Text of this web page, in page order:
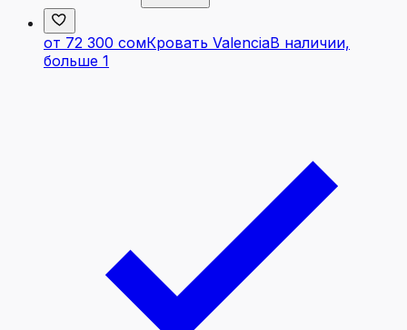
от 72 300 сомКровать ValenciaВ наличии,
больше 1